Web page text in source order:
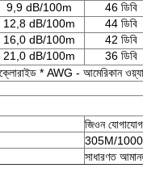
9,9 dB/100m 46 ডিবি
12,8 dB/100m 44 ডিবি
16,0 dB/100m 42 ডিবি
21,0 dB/100m 36 ডিবি
* AWG - আমেরিকান
জিওন
305M/
সাধারণত